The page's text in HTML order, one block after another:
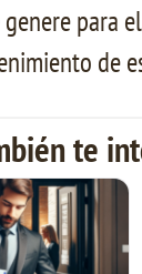
para
de
te